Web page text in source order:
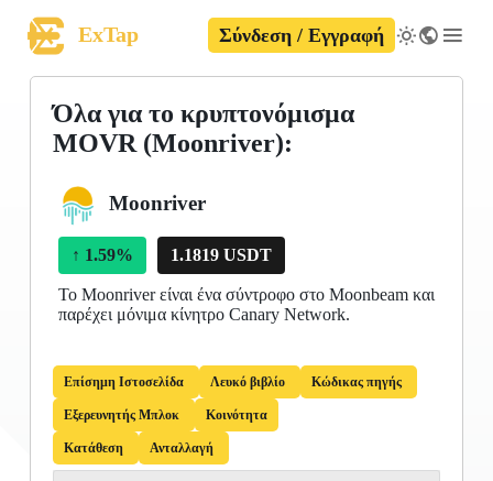
ExTap Σύνδεση / Εγγραφή
Όλα για το κρυπτονόμισμα
MOVR (Moonriver):
Moonriver
↑ 1.59% 1.1819 USDT
Το Moonriver είναι ένα σύντροφο στο Moonbeam και
παρέχει μόνιμα κίνητρο Canary Network.
Επίσημη Ιστοσελίδα Λευκό βιβλίο Κώδικας πηγής
Εξερευνητής Μπλοκ Κοινότητα
Κατάθεση Ανταλλαγή